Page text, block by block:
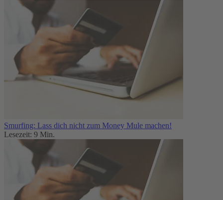
Smurfing: Lass dich nicht zum Money Mule machen!
Lesezeit: 9 Min.